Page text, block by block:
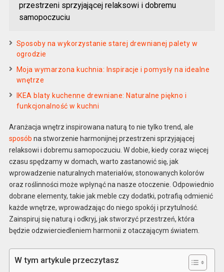
przestrzeni sprzyjającej relaksowi i dobremu
samopoczuciu
Sposoby na wykorzystanie starej drewnianej palety w
ogrodzie
Moja wymarzona kuchnia: Inspiracje i pomysły na idealne
wnętrze
IKEA blaty kuchenne drewniane: Naturalne piękno i
funkcjonalność w kuchni
Aranżacja wnętrz inspirowana naturą to nie tylko trend, ale
sposób na stworzenie harmonijnej przestrzeni sprzyjającej
relaksowi i dobremu samopoczuciu. W dobie, kiedy coraz więcej
czasu spędzamy w domach, warto zastanowić się, jak
wprowadzenie naturalnych materiałów, stonowanych kolorów
oraz roślinności może wpłynąć na nasze otoczenie. Odpowiednio
dobrane elementy, takie jak meble czy dodatki, potrafią odmienić
każde wnętrze, wprowadzając do niego spokój i przytulność.
Zainspiruj się naturą i odkryj, jak stworzyć przestrzeń, która
będzie odzwierciedleniem harmonii z otaczającym światem.
W tym artykule przeczytasz